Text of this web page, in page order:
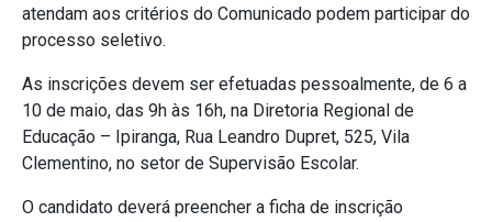
atendam aos critérios do Comunicado podem participar do
processo seletivo.
As inscrições devem ser efetuadas pessoalmente, de 6 a
10 de maio, das 9h às 16h, na Diretoria Regional de
Educação – Ipiranga, Rua Leandro Dupret, 525, Vila
Clementino, no setor de Supervisão Escolar.
O candidato deverá preencher a ficha de inscrição